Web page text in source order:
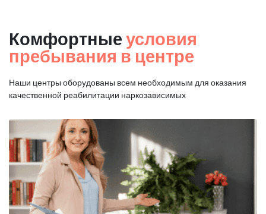
Комфортные условия
пребывания в центре
Наши центры оборудованы всем необходимым для оказания
качественной реабилитации наркозависимых